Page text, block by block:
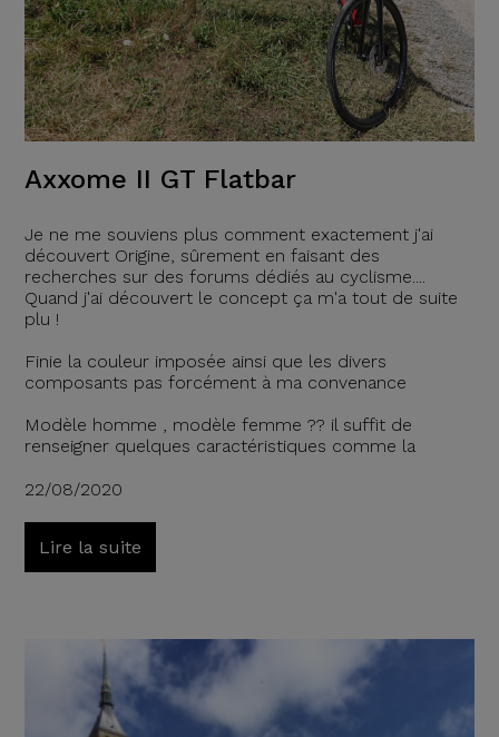
Axxome II GT Flatbar
Je ne me souviens plus comment exactement j'ai
découvert Origine, sûrement en faisant des
recherches sur des forums dédiés au cyclisme....
Quand j'ai découvert le concept ça m'a tout de suite
plu !
Finie la couleur imposée ainsi que les divers
composants pas forcément à ma convenance
Modèle homme , modèle femme ?? il suffit de
renseigner quelques caractéristiques comme la
22/08/2020
Lire la suite